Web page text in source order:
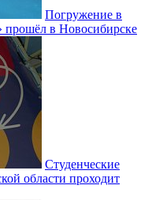
Погружение в
прошёл в Новосибирске
Студенческие
области проходит